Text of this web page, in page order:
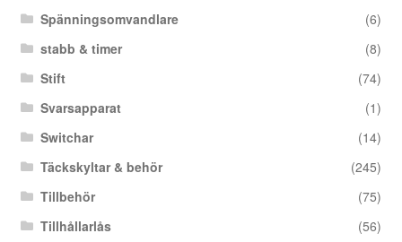
Spänningsomvandlare
(6)
stabb & timer
(8)
Stift
(74)
Svarsapparat
(1)
Switchar
(14)
Täckskyltar & behör
(245)
Tillbehör
(75)
Tillhållarlås
(56)